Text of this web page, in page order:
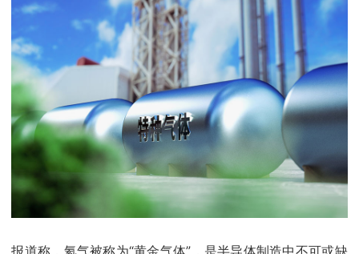
报道称，氦气被称为“黄金气体”，是半导体制造中不可或缺